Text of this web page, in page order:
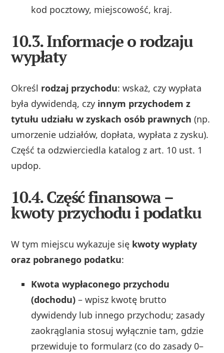
kod pocztowy, miejscowość, kraj.
10.3. Informacje o rodzaju
wypłaty
Określ rodzaj przychodu: wskaż, czy wypłata
była dywidendą, czy innym przychodem z
tytułu udziału w zyskach osób prawnych (np.
umorzenie udziałów, dopłata, wypłata z zysku).
Część ta odzwierciedla katalog z art. 10 ust. 1
updop.
10.4. Część finansowa –
kwoty przychodu i podatku
W tym miejscu wykazuje się kwoty wypłaty
oraz pobranego podatku:
Kwota wypłaconego przychodu
(dochodu) – wpisz kwotę brutto
dywidendy lub innego przychodu; zasady
zaokrąglania stosuj wyłącznie tam, gdzie
przewiduje to formularz (co do zasady 0–